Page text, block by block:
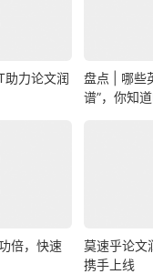
助力论文润
盘点 | 哪些
谱”，你知道
倍，快速
莫速乎论文
携手上线